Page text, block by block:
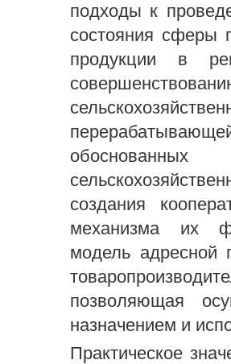
подходы к
состояния сферы
продукции в
создания
механизма их
модель адресной
позволяющая
назначением и
Практическое